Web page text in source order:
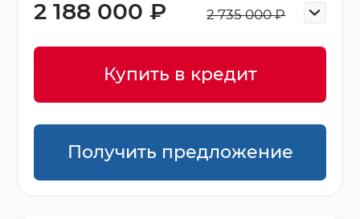
2 735 000 ₽
2 188 000 ₽
Купить в кредит
Получить предложение